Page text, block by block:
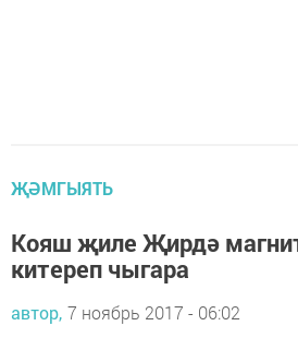
ҖӘМГЫЯТЬ
Кояш җиле Җирдә
китереп чыгара
автор, 7 ноябрь 2017 - 06:02